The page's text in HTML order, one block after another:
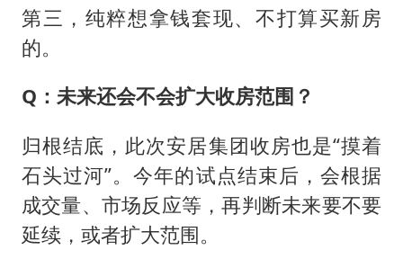
第三，纯粹想拿钱套现、不打算买新房
的。
Q：未来还会不会扩大收房范围？
归根结底，此次安居集团收房也是“摸着
石头过河”。今年的试点结束后，会根据
成交量、市场反应等，再判断未来要不要
延续，或者扩大范围。